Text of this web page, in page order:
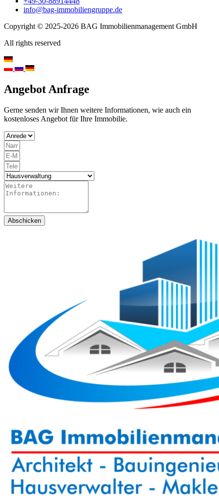
info@bag-immobiliengruppe.de
Copyright © 2025-2026 BAG Immobilienmanagement GmbH
All rights reserved
Angebot Anfrage
Gerne senden wir Ihnen weitere Informationen, wie auch ein
kostenloses Angebot für Ihre Immobilie.
Abschicken